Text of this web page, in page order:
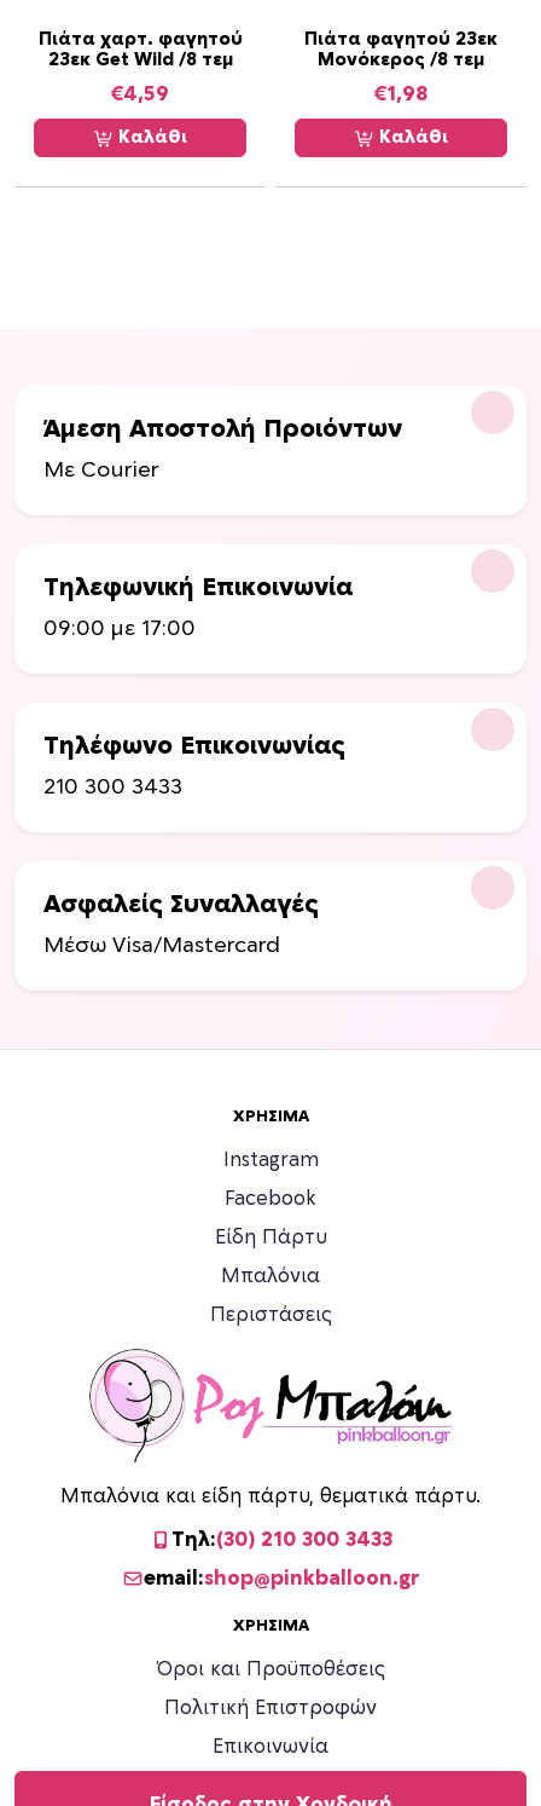
Πιάτα χαρτ. φαγητού
23εκ Get Wild /8 τεμ
€4,59
Καλάθι
Πιάτα φαγητού 23εκ
Μονόκερος /8 τεμ
€1,98
Καλάθι
Άμεση Αποστολή Προιόντων
Με Courier
Τηλεφωνική Επικοινωνία
09:00 με 17:00
Τηλέφωνο Επικοινωνίας
210 300 3433
Ασφαλείς Συναλλαγές
Μέσω Visa/Mastercard
ΧΡΉΣΙΜΑ
Instagram
Facebook
Είδη Πάρτυ
Μπαλόνια
Περιστάσεις
Μπαλόνια και είδη πάρτυ, θεματικά πάρτυ.
Τηλ:(30) 210 300 3433
email:shop@pinkballoon.gr
ΧΡΉΣΙΜΑ
Όροι και Προϋποθέσεις
Πολιτική Επιστροφών
Επικοινωνία